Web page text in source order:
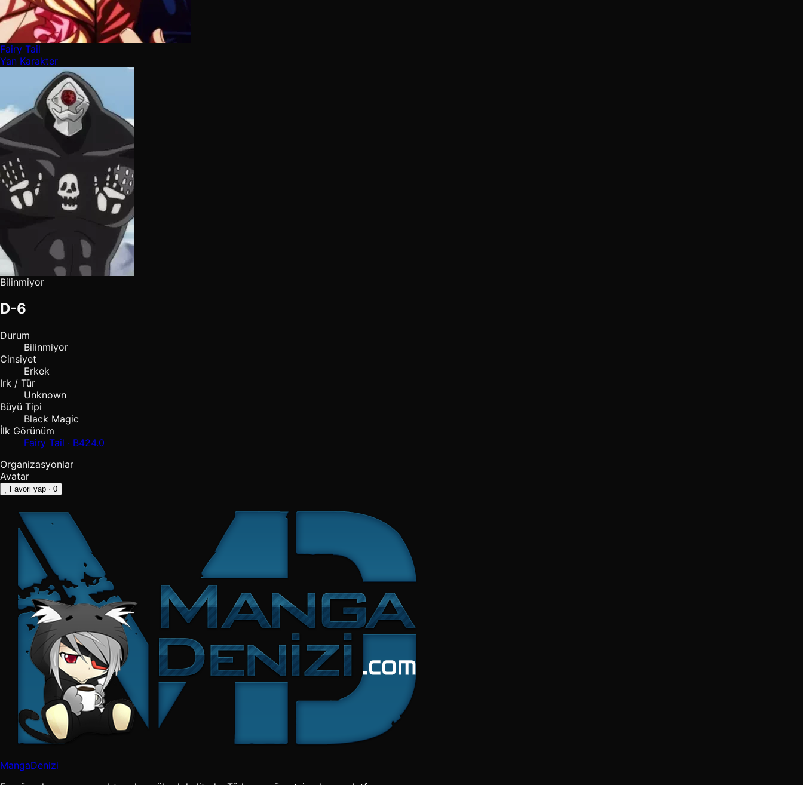
Fairy Tail
Yan Karakter
Bilinmiyor
D-6
Durum
Bilinmiyor
Cinsiyet
Erkek
Irk / Tür
Unknown
Büyü Tipi
Black Magic
İlk Görünüm
Fairy Tail · B424.0
Organizasyonlar
Avatar
Favori yap · 0
MangaDenizi